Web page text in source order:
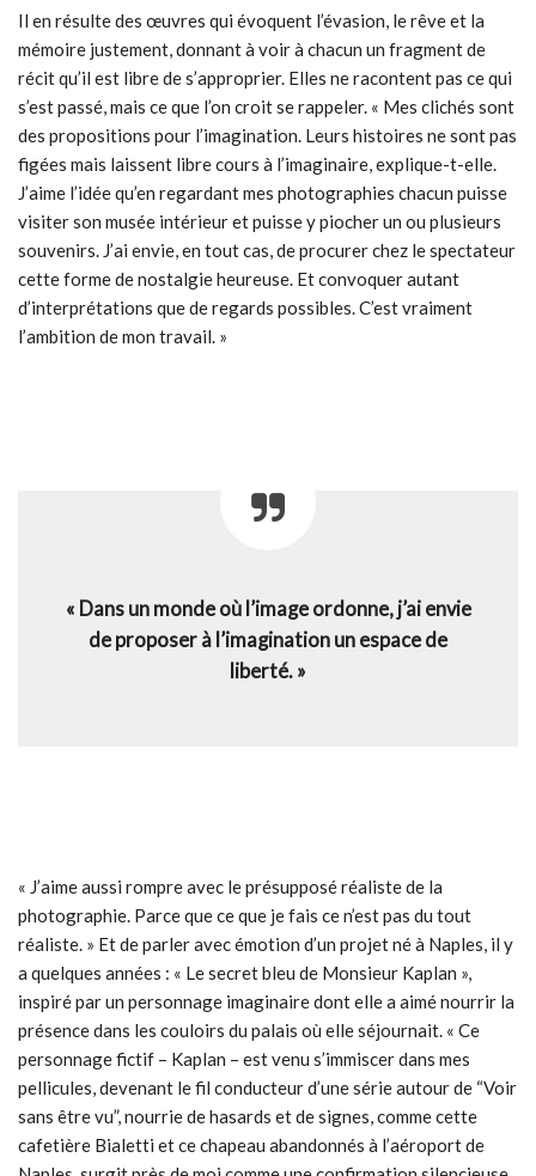
Il en résulte des œuvres qui évoquent l’évasion, le rêve et la
mémoire justement, donnant à voir à chacun un fragment de
récit qu’il est libre de s’approprier. Elles ne racontent pas ce qui
s’est passé, mais ce que l’on croit se rappeler. « Mes clichés sont
des propositions pour l’imagination. Leurs histoires ne sont pas
figées mais laissent libre cours à l’imaginaire, explique-t-elle.
J’aime l’idée qu’en regardant mes photographies chacun puisse
visiter son musée intérieur et puisse y piocher un ou plusieurs
souvenirs. J’ai envie, en tout cas, de procurer chez le spectateur
cette forme de nostalgie heureuse. Et convoquer autant
d’interprétations que de regards possibles. C’est vraiment
l’ambition de mon travail. »
« Dans un monde où l’image ordonne, j’ai envie
de proposer à l’imagination un espace de
liberté. »
« J’aime aussi rompre avec le présupposé réaliste de la
photographie. Parce que ce que je fais ce n’est pas du tout
réaliste. » Et de parler avec émotion d’un projet né à Naples, il y
a quelques années : « Le secret bleu de Monsieur Kaplan »,
inspiré par un personnage imaginaire dont elle a aimé nourrir la
présence dans les couloirs du palais où elle séjournait. « Ce
personnage fictif – Kaplan – est venu s’immiscer dans mes
pellicules, devenant le fil conducteur d’une série autour de “Voir
sans être vu”, nourrie de hasards et de signes, comme cette
cafetière Bialetti et ce chapeau abandonnés à l’aéroport de